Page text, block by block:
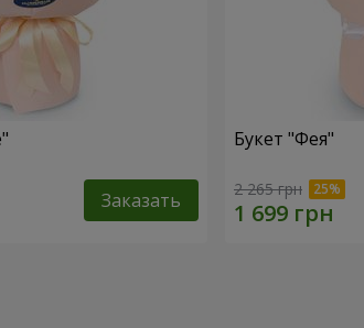
Заказать
Букет "Фея"
2 265 грн